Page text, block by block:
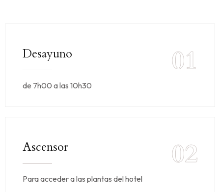
01
Desayuno
de 7h00 a las 10h30
02
Ascensor
Para acceder a las plantas del hotel